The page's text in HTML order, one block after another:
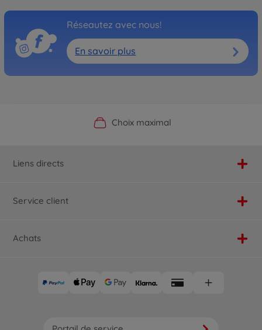
Réseautez avec nous!
En savoir plus
Boutique officielle du fabricant
Choix maximal
Service personnalisé
Livraison rapide
Liens directs
Service client
Achats